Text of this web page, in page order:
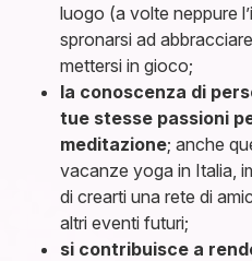
luogo (a volte neppure
spronarsi ad
mettersi in gioco;
la conoscenza di
tue stesse passioni
meditazione; anche
vacanze yoga in Italia,
di crearti una rete di
altri eventi futuri;
si contribuisce a